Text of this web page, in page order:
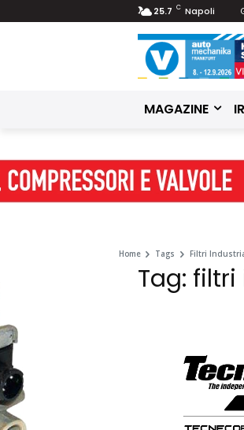
25.7 C Napoli
MAGAZINE
Home Tags Filtri
Tag: